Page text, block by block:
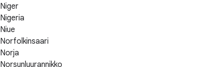
Niger
Nigeria
Niue
Norfolkinsaari
Norja
Norsunluurannikko